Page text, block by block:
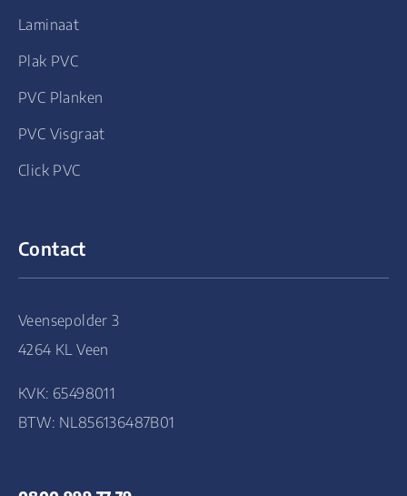
Laminaat
Plak PVC
PVC Planken
PVC Visgraat
Click PVC
Contact
Veensepolder 3
4264 KL Veen
KVK: 65498011
BTW: NL856136487B01